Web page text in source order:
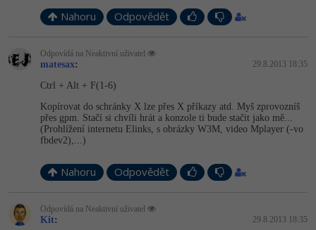
SEO specialista
Pro děti
Linux
Kybernetická bezpečnost
Elektronický podpis
Fórum
HTML/CSS -80%
Příběhy absolventů
Nahoru Odpovědět
Odpovídá na Neaktivní uživatel
matesax: 29.8.2013 18:35
Ctrl + Alt + F(1-6)
Kopírovat do schránky X lze přes X příkazy atd. Myš zprovozníš
přes gpm. Stačí si chvíli hrát a konzole ti bude stačit jako mě...
(Prohlížení internetu Elinks, s obrázky W3M, video Mplayer (-vo
fbdev2),...)
Nahoru Odpovědět
Odpovídá na Neaktivní uživatel
Kit: 29.8.2013 18:35